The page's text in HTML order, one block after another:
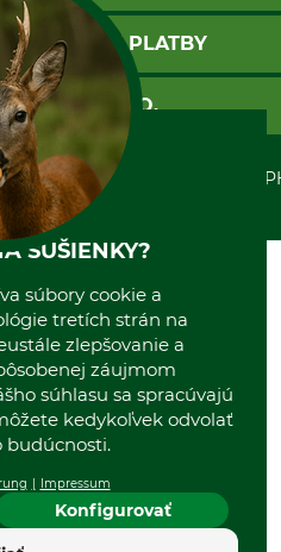
Newsletter
Nastavenia súborov cookie
Povinné údaje
Obchodné podmienky
Ochrana osobnych udajov
Otváracie hodiny
Zrušenie objednávky
SPÔSOBY PLATBY
Dobierka
Platba vopred
Sepa-inkaso
Osobný odber
GRUBE S.R.O.
O nás
Predajňa
Kolektív GRUBE
Naše pobočky v Európe
*Všetky ceny sú vrátane
SUŠIENKY?
súbory cookie a
tretích strán na
zlepšovanie a
záujmom
súhlasu sa spracúvajú
kedykoľvek odvolať
budúcnosti.
Impressum
Konfigurovať